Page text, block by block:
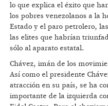
lo que explica el éxito que
los pobres venezolanos a la
Estado y el paro petrolero,
las elites que habrían
sólo al aparato estatal.
Chávez, imán de los
Así como el presidente
atracción en su país, se ha
importante de la izquierda